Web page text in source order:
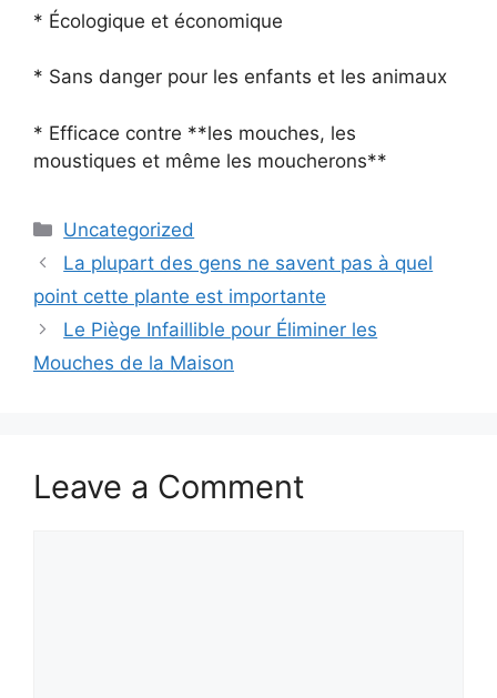
* Écologique et économique
* Sans danger pour les enfants et les animaux
* Efficace contre **les mouches, les
moustiques et même les moucherons**
Categories
Uncategorized
La plupart des gens ne savent pas à quel
point cette plante est importante
Le Piège Infaillible pour Éliminer les
Mouches de la Maison
Leave a Comment